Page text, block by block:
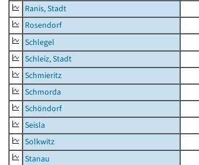
Ranis, Stadt
Rosendorf
Schlegel
Schleiz, Stadt
Schmieritz
Schmorda
Schöndorf
Seisla
Solkwitz
Stanau